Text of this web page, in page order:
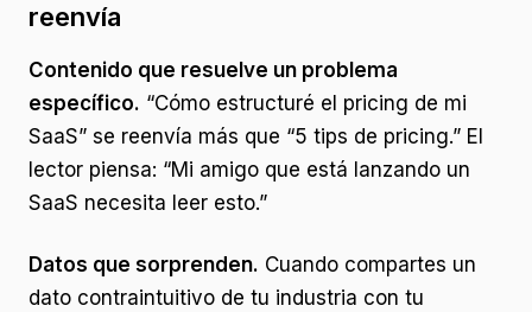
reenvía
Contenido que resuelve un problema
específico. “Cómo estructuré el pricing de mi
SaaS” se reenvía más que “5 tips de pricing.” El
lector piensa: “Mi amigo que está lanzando un
SaaS necesita leer esto.”
Datos que sorprenden. Cuando compartes un
dato contraintuitivo de tu industria con tu